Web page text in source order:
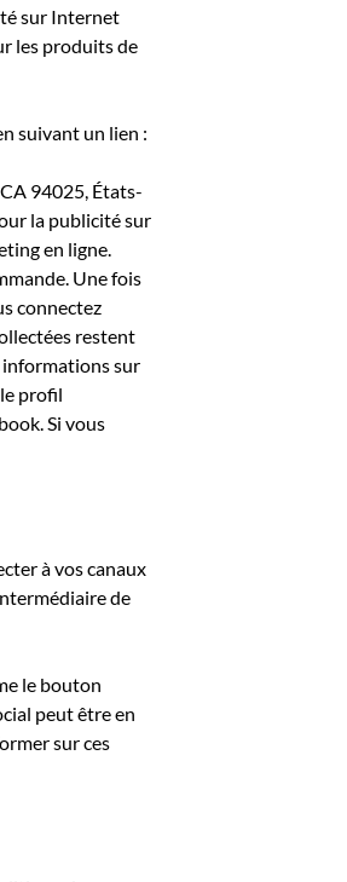
sur Internet
les produits de
suivant un lien :
94025, États-
la publicité sur
en ligne.
Une fois
connectez
restent
informations sur
profil
Si vous
à vos canaux
de
le bouton
peut être en
sur ces